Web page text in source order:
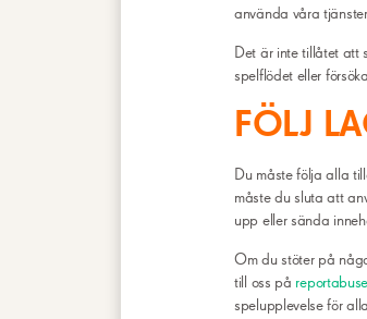
använda våra
Det är inte tillåtet att
spelflödet eller
FÖLJ
Du måste följa alla
måste du sluta att
upp eller sända
Om du stöter på
till oss på
spelupplevelse för